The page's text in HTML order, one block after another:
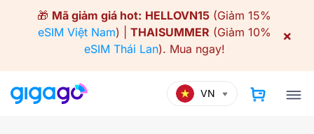
🎁 Mã giảm giá hot: HELLOVN15 (Giảm 15%
eSIM Việt Nam) | THAISUMMER (Giảm 10%
eSIM Thái Lan). Mua ngay!
×
VN